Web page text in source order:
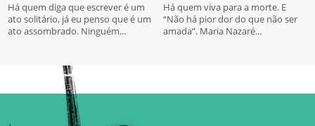
Há quem diga que escrever é um
ato solitário, já eu penso que é um
ato assombrado. Ninguém...
Há quem viva para a morte. E
“Não há pior dor do que não ser
amada”. Maria Nazaré...